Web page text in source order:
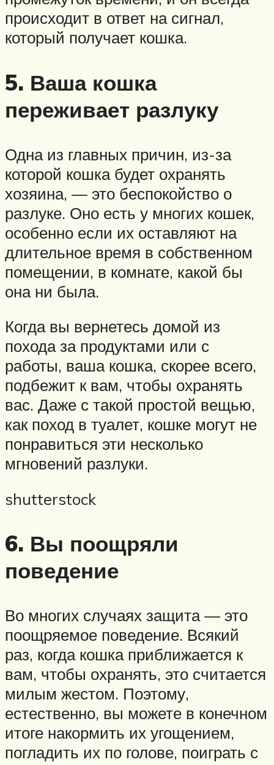
происходит в ответ на сигнал,
который получает кошка.
5. Ваша кошка
переживает разлуку
Одна из главных причин, из-за
которой кошка будет охранять
хозяина, — это беспокойство о
разлуке. Оно есть у многих кошек,
особенно если их оставляют на
длительное время в собственном
помещении, в комнате, какой бы
она ни была.
Когда вы вернетесь домой из
похода за продуктами или с
работы, ваша кошка, скорее всего,
подбежит к вам, чтобы охранять
вас. Даже с такой простой вещью,
как поход в туалет, кошке могут не
понравиться эти несколько
мгновений разлуки.
shutterstock
6. Вы поощряли
поведение
Во многих случаях защита — это
поощряемое поведение. Всякий
раз, когда кошка приближается к
вам, чтобы охранять, это считается
милым жестом. Поэтому,
естественно, вы можете в конечном
итоге накормить их угощением,
погладить их по голове, поиграть с